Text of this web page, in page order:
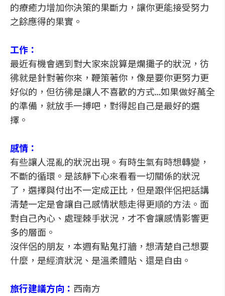
的療癒力增加你決策的果斷力，讓你更能接受努力
之餘應得的果實。
工作：
最近有機會遇到對大家來說算是爛攤子的狀況，彷
彿就是針對著你來，鞭策著你，像是要你更努力更
好似的，但彷彿是讓人不喜歡的方式...如果做好萬全
的準備，就放手一搏吧，對得起自己是最好的選
擇。
感情：
有些讓人混亂的狀況出現。有時生氣有時想轉變，
不斷的循環。是該靜下心來看看一切關係的狀況
了，選擇與付出不一定成正比，但是跟伴侶把話講
清楚一定是會讓自己感情狀態走得更順的方法。面
對自己內心、處理棘手狀況，才不會讓感情影響更
多的層面。
沒伴侶的朋友，本週有點鬼打牆，想清楚自己想要
什麼，是經濟狀況、是溫柔體貼、還是自由。
旅行建議方向： 西南方